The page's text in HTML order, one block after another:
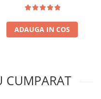
ADAUGA IN COS
CUMPARAT